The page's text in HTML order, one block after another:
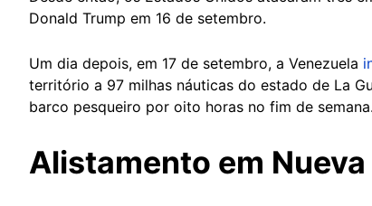
Donald Trump em 16 de setembro.
Um dia depois, em 17 de setembro, a Venezuela
território a 97 milhas náuticas do estado de La
barco pesqueiro por oito horas no fim de semana.
Alistamento em